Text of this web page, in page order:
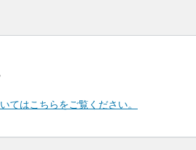
てはこちらをご覧ください。